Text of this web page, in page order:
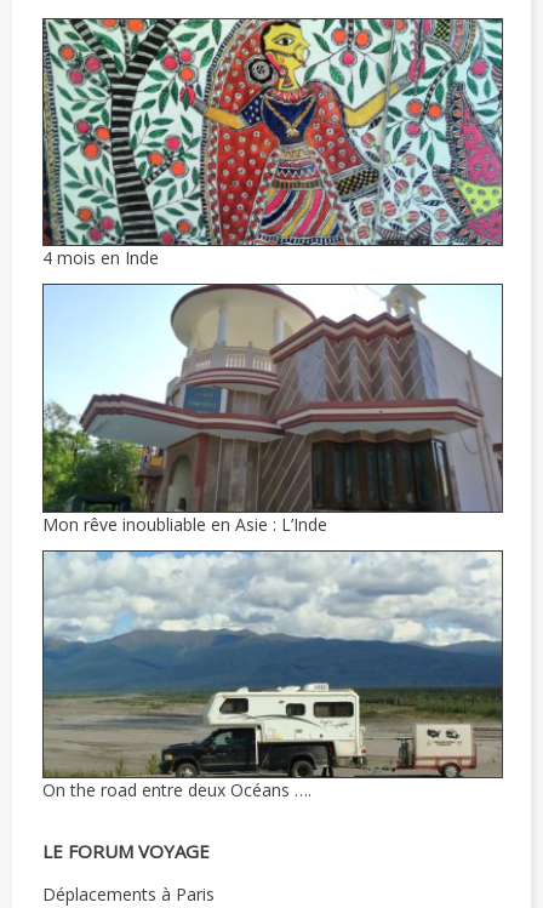
4 mois en Inde
Mon rêve inoubliable en Asie : L’Inde
On the road entre deux Océans ….
LE FORUM VOYAGE
Déplacements à Paris